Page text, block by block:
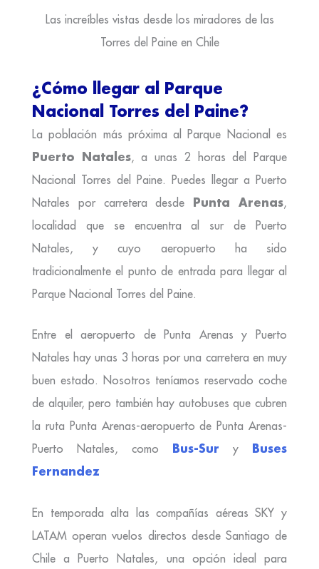
Las increíbles vistas desde los miradores de las
Torres del Paine en Chile
¿Cómo llegar al Parque
Nacional Torres del Paine?
La población más próxima al Parque Nacional es
Puerto Natales, a unas 2 horas del Parque
Nacional Torres del Paine. Puedes llegar a Puerto
Natales por carretera desde Punta Arenas,
localidad que se encuentra al sur de Puerto
Natales, y cuyo aeropuerto ha sido
tradicionalmente el punto de entrada para llegar al
Parque Nacional Torres del Paine.
Entre el aeropuerto de Punta Arenas y Puerto
Natales hay unas 3 horas por una carretera en muy
buen estado. Nosotros teníamos reservado coche
de alquiler, pero también hay autobuses que cubren
la ruta Punta Arenas-aeropuerto de Punta Arenas-
Puerto Natales, como Bus-Sur y Buses
Fernandez
En temporada alta las compañías aéreas SKY y
LATAM operan vuelos directos desde Santiago de
Chile a Puerto Natales, una opción ideal para